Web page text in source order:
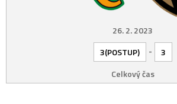
26. 2. 2023
3(POSTUP)
-
3
Celkový čas